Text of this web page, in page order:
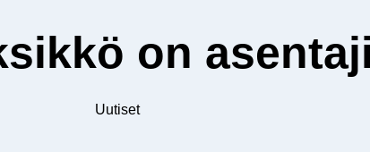
on
Uutiset